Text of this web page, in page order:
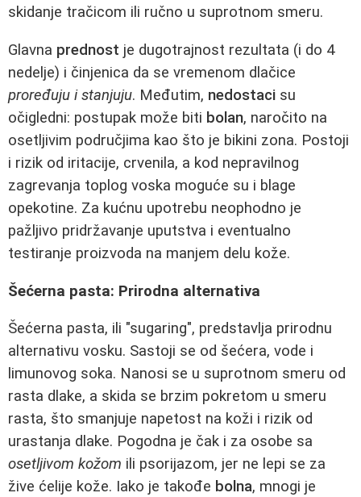
skidanje tračicom ili ručno u suprotnom smeru.
Glavna prednost je dugotrajnost rezultata (i do 4
nedelje) i činjenica da se vremenom dlačice
proređuju i stanjuju. Međutim, nedostaci su
očigledni: postupak može biti bolan, naročito na
osetljivim područjima kao što je bikini zona. Postoji
i rizik od iritacije, crvenila, a kod nepravilnog
zagrevanja toplog voska moguće su i blage
opekotine. Za kućnu upotrebu neophodno je
pažljivo pridržavanje uputstva i eventualno
testiranje proizvoda na manjem delu kože.
Šećerna pasta: Prirodna alternativa
Šećerna pasta, ili "sugaring", predstavlja prirodnu
alternativu vosku. Sastoji se od šećera, vode i
limunovog soka. Nanosi se u suprotnom smeru od
rasta dlake, a skida se brzim pokretom u smeru
rasta, što smanjuje napetost na koži i rizik od
urastanja dlake. Pogodna je čak i za osobe sa
osetljivom kožom ili psorijazom, jer ne lepi se za
žive ćelije kože. Iako je takođe bolna, mnogi je